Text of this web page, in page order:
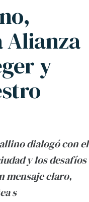
Alianza
y
dialogó con el
y los desafíos
mensaje claro,
s